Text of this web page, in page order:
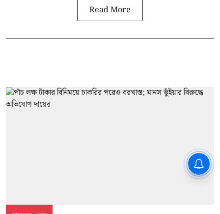
Read More